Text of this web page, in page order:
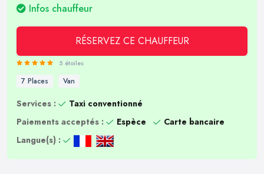
Infos chauffeur
RÉSERVEZ CE CHAUFFEUR
5 étoiles
7 Places Van
Services :
Taxi conventionné
Paiements acceptés :
Espèce
Carte bancaire
Langue(s) :